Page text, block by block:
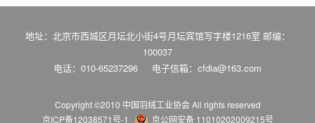
地址：北京市西城区月坛北小街4号月坛宾馆写字楼1216室 邮编：
100037
电话：010-65237296
电子信箱：cfdia@163.com
Copyright ©2010 中国羽绒工业协会All rights reserved
京ICP备12038571号-1
京公网安备 11010202009215号